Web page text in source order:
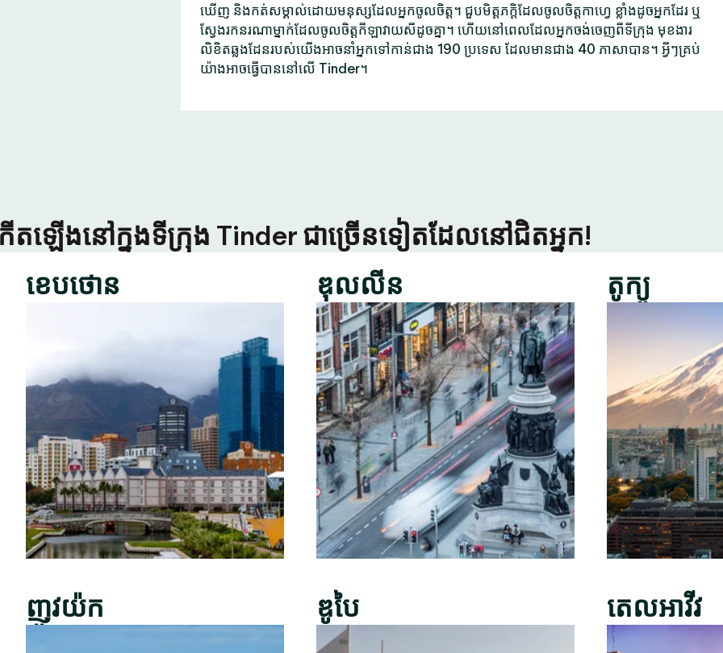
ឃើញ និងកត់សម្គាល់ដោយមនុស្សដែលអ្នកចូលចិត្ត។ ជួបមិត្តភក្តិដែលចូលចិត្តកាហ្វេ ខ្លាំងដូចអ្នកដែរ ឬ
ស្វែងរកនរណាម្នាក់ដែលចូលចិត្តកីឡាវាយសីដូចគ្នា។ ហើយនៅពេលដែលអ្នកចង់ចេញពីទីក្រុង មុខងារ
លិខិតឆ្លងដែនរបស់យើងអាចនាំអ្នកទៅកាន់ជាង 190 ប្រទេស ដែលមានជាង 40 ភាសាបាន។ អ្វីៗគ្រប់
យ៉ាងអាចធ្វើបាននៅលើ Tinder។
តឡើងនៅក្នុងទីក្រុង Tinder ជាច្រើនទៀតដែលនៅជិតអ្នក!
ខេបថោន
ញូវយ៉ក
ឌុលលីន
ឌូបៃ
តូក្យូ
តេលអាវីវ